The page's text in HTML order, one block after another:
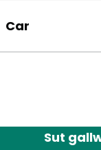
Car
Sut